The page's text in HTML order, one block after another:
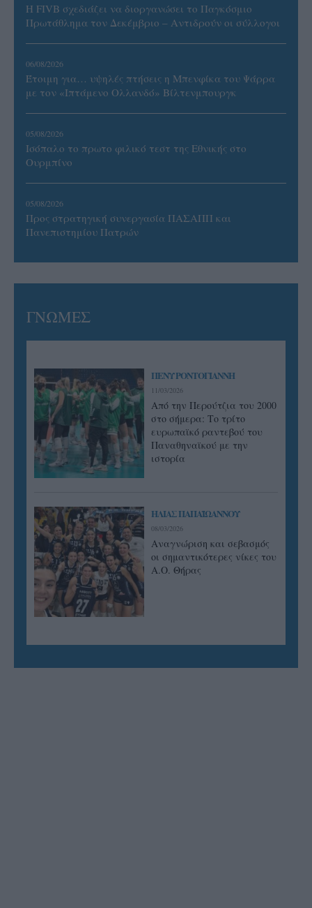
Η FIVB σχεδιάζει να διοργανώσει το Παγκόσμιο
Πρωτάθλημα τον Δεκέμβριο – Αντιδρούν οι σύλλογοι
06/08/2026
Έτοιμη για… υψηλές πτήσεις η Μπενφίκα του Ψάρρα
με τον «Ιπτάμενο Ολλανδό» Βίλτενμπουργκ
05/08/2026
Ισόπαλο το πρωτο φιλικό τεστ της Εθνικής στο
Ουρμπίνο
05/08/2026
Προς στρατηγική συνεργασία ΠΑΣΑΠΠ και
Πανεπιστημίου Πατρών
ΓΝΩΜΕΣ
ΠΕΝΥ ΡΟΝΤΟΓΙΑΝΝΗ
11/03/2026
Από την Περούτζια του 2000
στο σήμερα: Tο τρίτο
ευρωπαϊκό ραντεβού του
Παναθηναϊκού με την
ιστορία
ΗΛΙΑΣ ΠΑΠΑΪΩΑΝΝΟΥ
08/03/2026
Αναγνώριση και σεβασμός
οι σημαντικότερες νίκες του
Α.Ο. Θήρας